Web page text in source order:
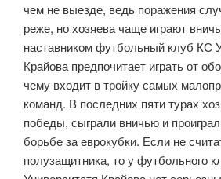
чем не выезде, ведь поражения
реже, но хозяева чаще играют
наставником футбольный клуб КС
Крайова предпочитает играть от
чему входит в тройку самых
команд. В последних пяти турах
победы, сыграли вничью и
борьбе за еврокубки. Если не
полузащитника, то у футбольного